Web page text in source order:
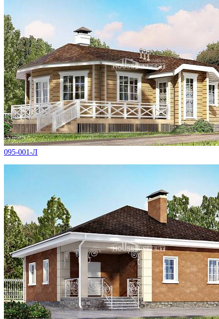
095-001-Л